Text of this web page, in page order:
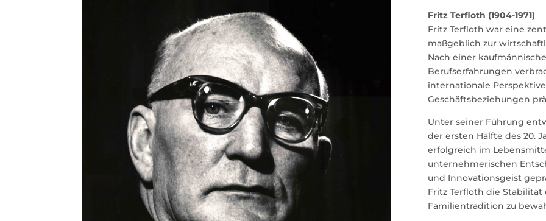
Fritz Terfloth (1904-1971)
Fritz Terfloth war eine
maßgeblich zur
Nach einer
Berufserfahrungen
internationale
Geschäftsbeziehungen
Unter seiner Führung
der ersten Hälfte des 20.
erfolgreich im
unternehmerischen
und Innovationsgeist
Fritz Terfloth die
Familientradition zu